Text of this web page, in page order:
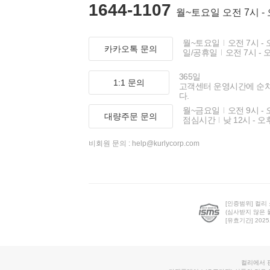
1644-1107 월~토요일 오전 7시 -
카카오톡 문의
월~토요일
오전 7시 -
일/공휴일
오전 7시 -
1:1 문의
365일
고객센터 운영시간에 순
다.
대량주문 문의
월~금요일
오전 9시 -
점심시간
낮 12시 - 오
비회원 문의 : help@kurlycorp.com
[인증범위] 컬리
(심사받지 않은
[유효기간]
컬리에서